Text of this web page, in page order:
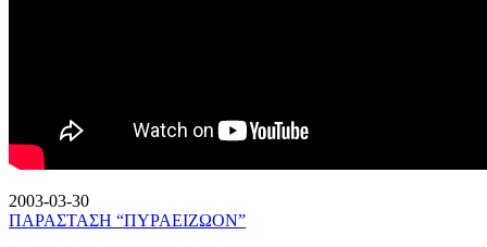
2003-03-30
ΠΑΡΑΣΤΑΣΗ “ΠΥΡΑΕΙΖΩΟΝ”